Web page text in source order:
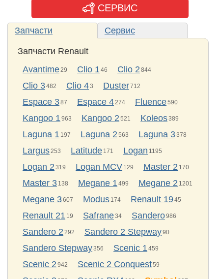
СЕРВИС
Запчасти Сервис
Запчасти Renault
Avantime 29 Clio 1 46 Clio 2 844
Clio 3482 Clio 43 Duster712
Espace 387 Espace 4 274 Fluence590
Kangoo 1 963 Kangoo 2 521 Koleos389
Laguna 1 197 Laguna 2 563 Laguna 3378
Largus 253 Latitude 171 Logan 1195
Logan 2 319 Logan MCV 129 Master 2 170
Master 3 138 Megane 1 499 Megane 2 1201
Megane 3607 Modus 174 Renault 1945
Renault 21 19 Safrane34 Sandero986
Sandero 2 292 Sandero 2 Stepway90
Sandero Stepway356 Scenic 1 459
Scenic 2 942 Scenic 2 Conquest59